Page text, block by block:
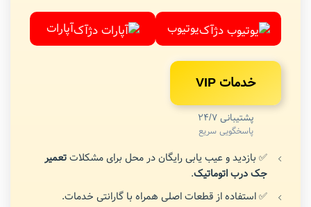
یوتیوب آپارات
خدمات VIP
پشتیبانی 24/7
پاسخگویی سریع
✅ بازدید و عیب یابی رایگان در محل برای مشکلاتتعمیر
جک درب اتوماتیک.
✅ استفاده از قطعات اصلی همراه با گارانتی خدمات.